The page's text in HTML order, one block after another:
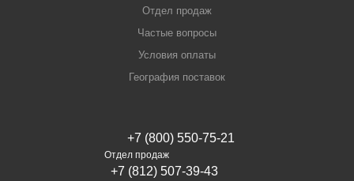
Отдел продаж
Частые вопросы
Условия оплаты
География поставок
+7 (800) 550-75-21
Отдел продаж
+7 (812) 507-39-43